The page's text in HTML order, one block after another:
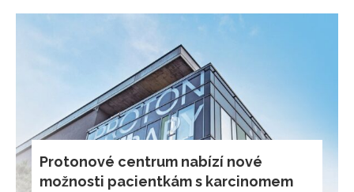
Protonové centrum nabízí nové
možnosti pacientkám s karcinomem